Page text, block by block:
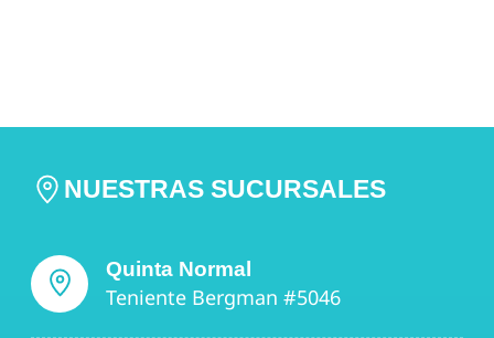
NUESTRAS SUCURSALES
Quinta Normal
Teniente Bergman #5046